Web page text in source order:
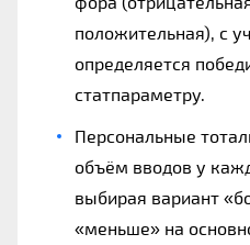
положительная), с
определяется
статпараметру.
Персональные
объём вводов у
выбирая вариант
«меньше» на